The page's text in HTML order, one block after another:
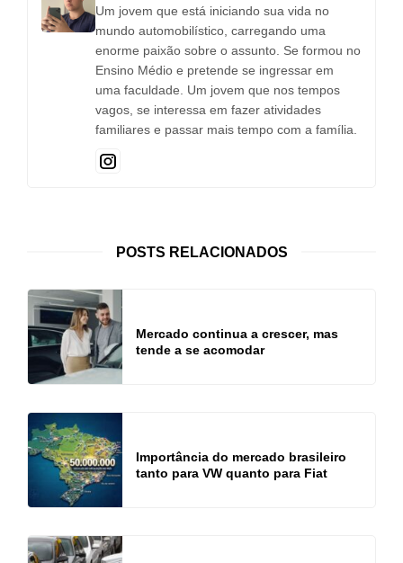
Um jovem que está iniciando sua vida no
mundo automobilístico, carregando uma
enorme paixão sobre o assunto. Se formou no
Ensino Médio e pretende se ingressar em
uma faculdade. Um jovem que nos tempos
vagos, se interessa em fazer atividades
familiares e passar mais tempo com a família.
POSTS RELACIONADOS
Mercado continua a crescer, mas
tende a se acomodar
Importância do mercado brasileiro
tanto para VW quanto para Fiat